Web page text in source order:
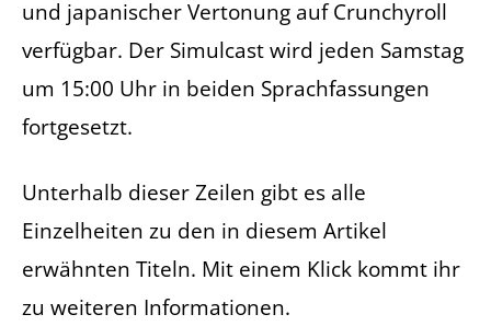
und japanischer Vertonung auf Crunchyroll
verfügbar. Der Simulcast wird jeden Samstag
um 15:00 Uhr in beiden Sprachfassungen
fortgesetzt.
Unterhalb dieser Zeilen gibt es alle
Einzelheiten zu den in diesem Artikel
erwähnten Titeln. Mit einem Klick kommt ihr
zu weiteren Informationen.